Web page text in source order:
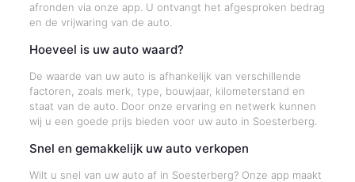
afronden via onze app. U ontvangt het afgesproken bedrag
en de vrijwaring van de auto.
Hoeveel is uw auto waard?
De waarde van uw auto is afhankelijk van verschillende
factoren, zoals merk, type, bouwjaar, kilometerstand en
staat van de auto. Door onze ervaring en netwerk kunnen
wij u een goede prijs bieden voor uw auto in Soesterberg.
Snel en gemakkelijk uw auto verkopen
Wilt u snel van uw auto af in Soesterberg? Onze app maakt